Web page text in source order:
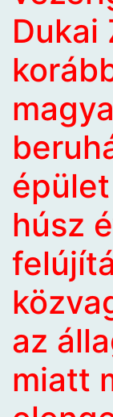
Dukai
húsz
az
miatt